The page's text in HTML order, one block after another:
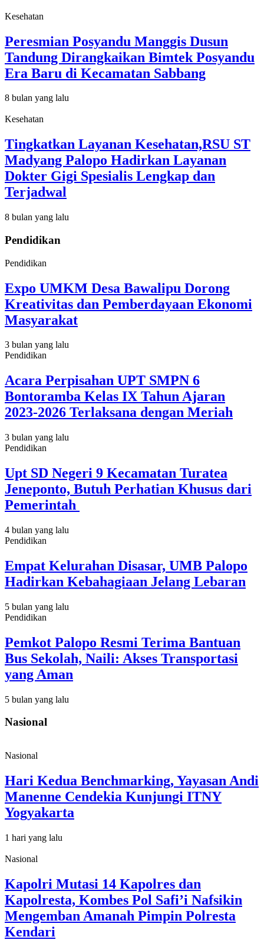
Kesehatan
Peresmian Posyandu Manggis Dusun
Tandung Dirangkaikan Bimtek Posyandu
Era Baru di Kecamatan Sabbang
8 bulan yang lalu
Kesehatan
Tingkatkan Layanan Kesehatan,RSU ST
Madyang Palopo Hadirkan Layanan
Dokter Gigi Spesialis Lengkap dan
Terjadwal
8 bulan yang lalu
Pendidikan
Pendidikan
Expo UMKM Desa Bawalipu Dorong
Kreativitas dan Pemberdayaan Ekonomi
Masyarakat
3 bulan yang lalu
Pendidikan
Acara Perpisahan UPT SMPN 6
Bontoramba Kelas IX Tahun Ajaran
2023-2026 Terlaksana dengan Meriah
3 bulan yang lalu
Pendidikan
Upt SD Negeri 9 Kecamatan Turatea
Jeneponto, Butuh Perhatian Khusus dari
Pemerintah
4 bulan yang lalu
Pendidikan
Empat Kelurahan Disasar, UMB Palopo
Hadirkan Kebahagiaan Jelang Lebaran
5 bulan yang lalu
Pendidikan
Pemkot Palopo Resmi Terima Bantuan
Bus Sekolah, Naili: Akses Transportasi
yang Aman
5 bulan yang lalu
Nasional
Nasional
Hari Kedua Benchmarking, Yayasan Andi
Manenne Cendekia Kunjungi ITNY
Yogyakarta
1 hari yang lalu
Nasional
Kapolri Mutasi 14 Kapolres dan
Kapolresta, Kombes Pol Safi’i Nafsikin
Mengemban Amanah Pimpin Polresta
Kendari